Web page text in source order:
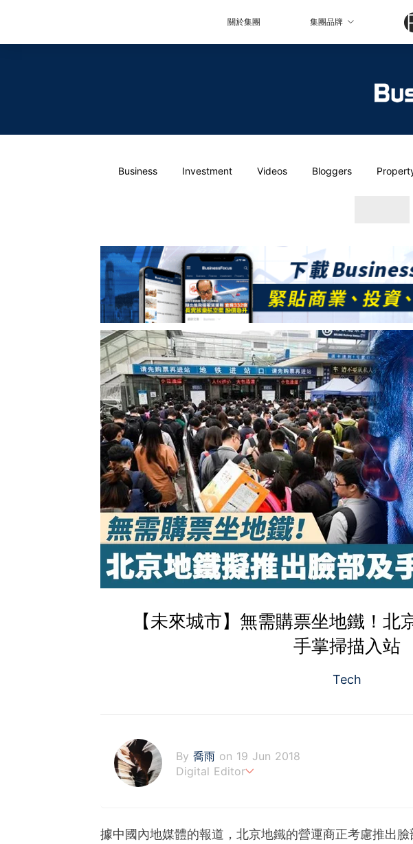
關於集團 集團品牌
Business Investment Videos Bloggers
【未來城市】無需購票坐地鐵！北
手掌掃描入站
Tech
By 喬雨 on 19 Jun 2018
Digital Editor
據中國內地媒體的報道，北京地鐵的營運商正考慮推出